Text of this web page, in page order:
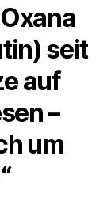
seit
auf
–
um